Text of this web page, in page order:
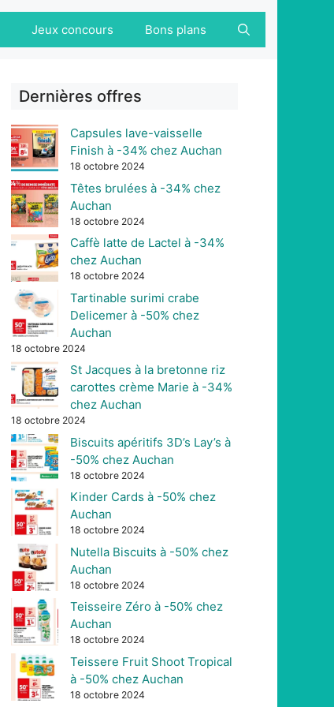
Jeux concours Bons plans
Dernières offres
Capsules lave-vaisselle
Finish à -34% chez Auchan
18 octobre 2024
Têtes brulées à -34% chez
Auchan
18 octobre 2024
Caffè latte de Lactel à -34%
chez Auchan
18 octobre 2024
Tartinable surimi crabe
Delicemer à -50% chez
Auchan
18 octobre 2024
St Jacques à la bretonne riz
carottes crème Marie à -34%
chez Auchan
18 octobre 2024
Biscuits apéritifs 3D’s Lay’s à
-50% chez Auchan
18 octobre 2024
Kinder Cards à -50% chez
Auchan
18 octobre 2024
Nutella Biscuits à -50% chez
Auchan
18 octobre 2024
Teisseire Zéro à -50% chez
Auchan
18 octobre 2024
Teissere Fruit Shoot Tropical
à -50% chez Auchan
18 octobre 2024